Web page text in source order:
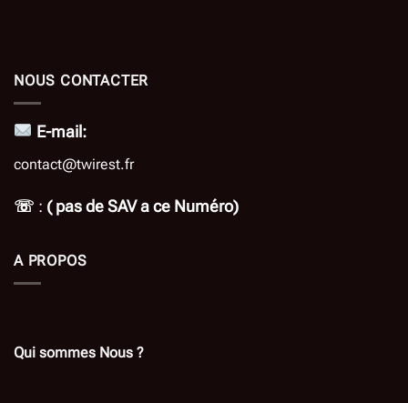
NOUS CONTACTER
E-mail:
contact@twirest.fr
☏ : ( pas de SAV a ce Numéro)
A PROPOS
Qui sommes Nous ?